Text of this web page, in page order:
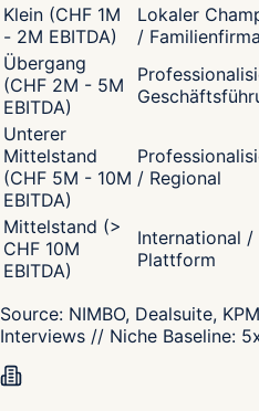
Klein (CHF 1M
- 2M EBITDA)
Lokaler
/ Familienfirma
Übergang
(CHF 2M - 5M
EBITDA)
Unterer
Mittelstand
(CHF 5M - 10M
EBITDA)
/ Regional
Mittelstand (>
CHF 10M
EBITDA)
International /
Plattform
Source: NIMBO, Dealsuite,
Interviews // Niche Baseline: 5